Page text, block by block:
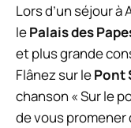
Lors d’un séjour
lePalais des
et plus grande
Flânez sur lePont
chanson « Sur le
de vous